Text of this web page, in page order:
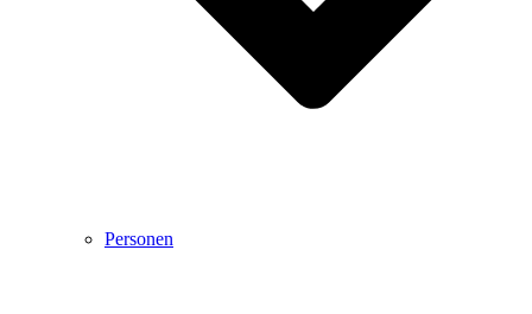
Personen